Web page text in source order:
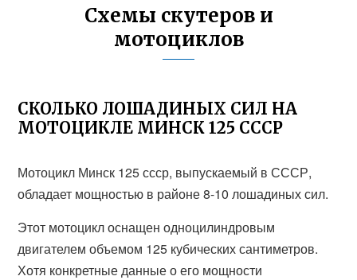
Схемы скутеров и
мотоциклов
СКОЛЬКО ЛОШАДИНЫХ СИЛ НА
МОТОЦИКЛЕ МИНСК 125 СССР
Мотоцикл Минск 125 ссср, выпускаемый в СССР,
обладает мощностью в районе 8-10 лошадиных сил.
Этот мотоцикл оснащен одноцилиндровым
двигателем объемом 125 кубических сантиметров.
Хотя конкретные данные о его мощности